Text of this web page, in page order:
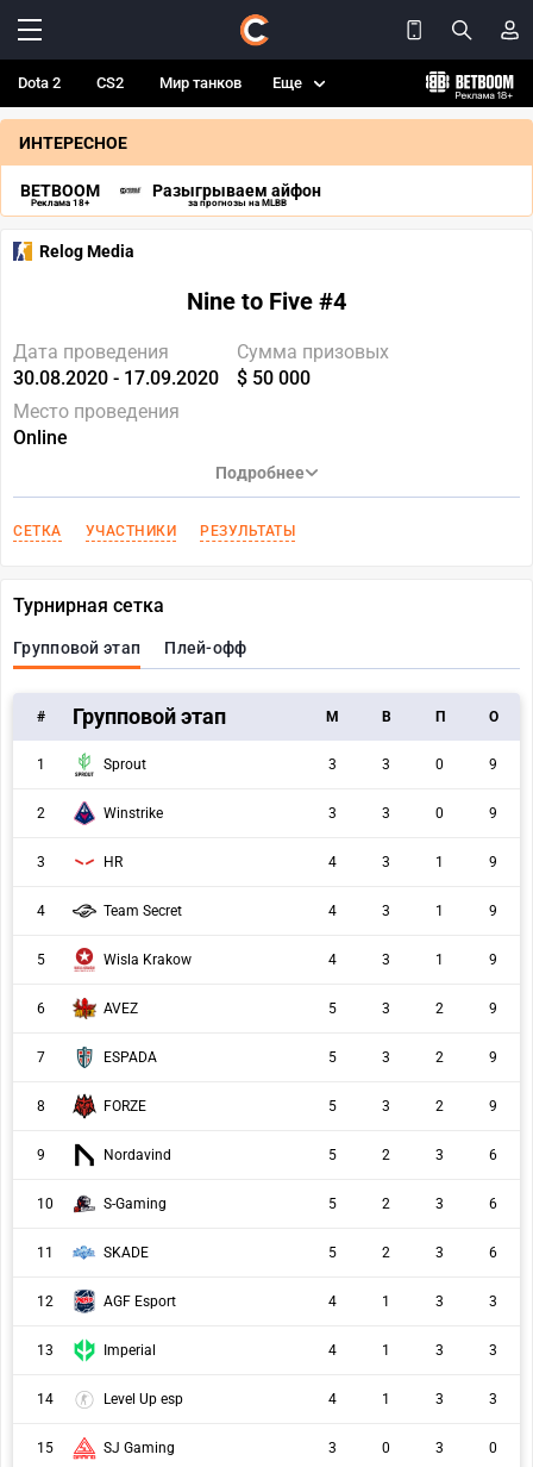
Dota 2 CS2 Мир танков Еще
ИНТЕРЕСНОЕ
BETBOOM
Реклама 18+
Разыгрываем айфон
за прогнозы на MLBB
Relog Media
Nine to Five #4
Дата проведения
30.08.2020 - 17.09.2020
Сумма призовых
$ 50 000
Место проведения
Online
Подробнее
СЕТКА УЧАСТНИКИ РЕЗУЛЬТАТЫ
Турнирная сетка
Групповой этап Плей-офф
# Групповой этап M В П О
1 Sprout 3 3 0 9
2 Winstrike 3 3 0 9
3 HR 4 3 1 9
4 Team Secret 4 3 1 9
5 Wisla Krakow 4 3 1 9
6 AVEZ 5 3 2 9
7 ESPADA 5 3 2 9
8 FORZE 5 3 2 9
9 Nordavind 5 2 3 6
10 S-Gaming 5 2 3 6
11 SKADE 5 2 3 6
12 AGF Esport 4 1 3 3
13 Imperial 4 1 3 3
14 Level Up esp 4 1 3 3
15 SJ Gaming 3 0 3 0